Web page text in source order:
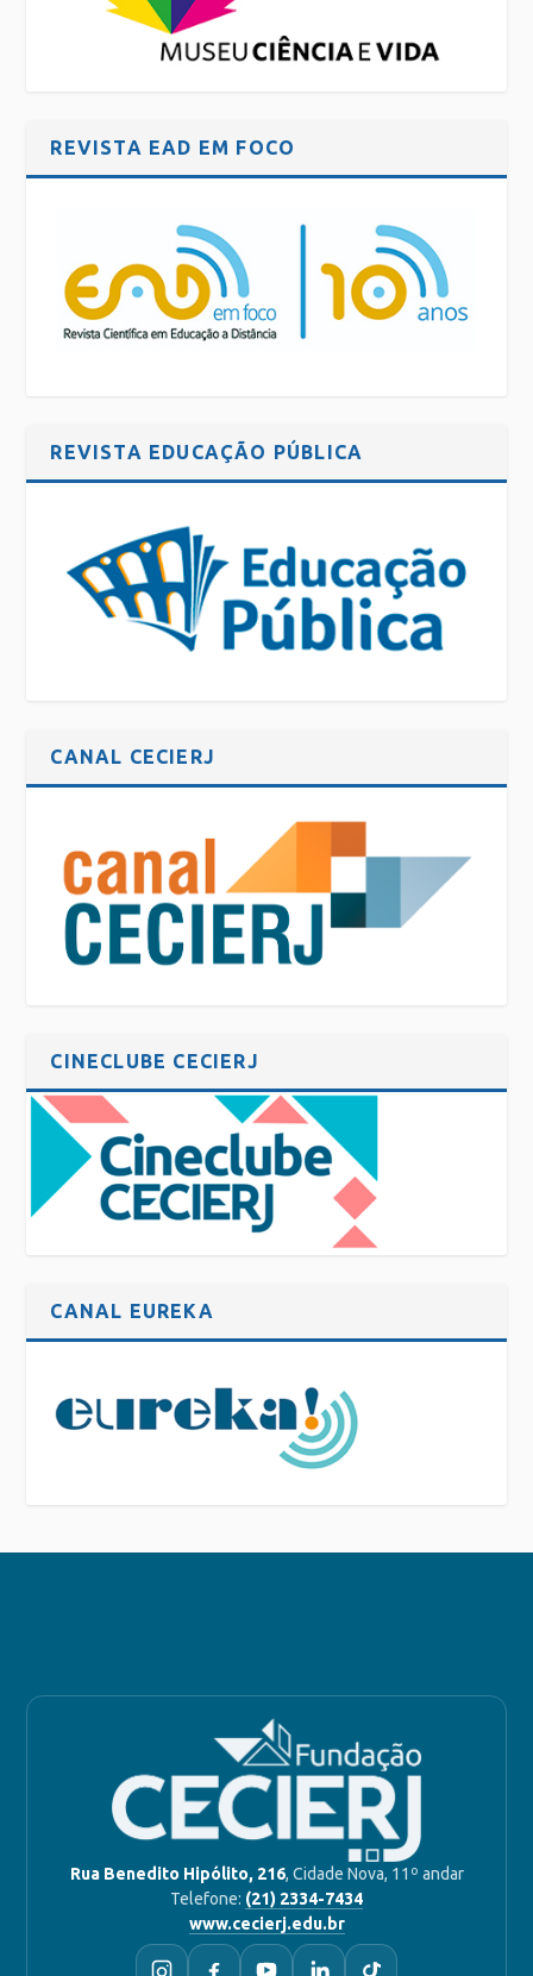
REVISTA EAD EM FOCO
REVISTA EDUCAÇÃO PÚBLICA
CANAL CECIERJ
CINECLUBE CECIERJ
CANAL EUREKA
Rua Benedito Hipólito, 216, Cidade Nova, 11º andar
Telefone: (21) 2334-7434
www.cecierj.edu.br